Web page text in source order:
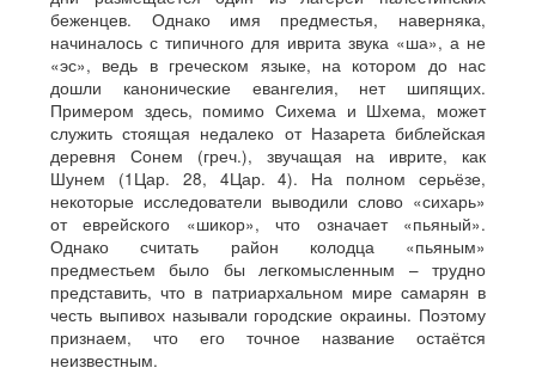
беженцев. Однако имя предместья, наверняка,
начиналось с типичного для иврита звука «ша», а не
«эс», ведь в греческом языке, на котором до нас
дошли канонические евангелия, нет шипящих.
Примером здесь, помимо Сихема и Шхема, может
служить стоящая недалеко от Назарета библейская
деревня Сонем (греч.), звучащая на иврите, как
Шунем (1Цар. 28, 4Цар. 4). На полном серьёзе,
некоторые исследователи выводили слово «сихарь»
от еврейского «шикор», что означает «пьяный».
Однако считать район колодца «пьяным»
предместьем было бы легкомысленным – трудно
представить, что в патриархальном мире самарян в
честь выпивох называли городские окраины. Поэтому
признаем, что его точное название остаётся
неизвестным.